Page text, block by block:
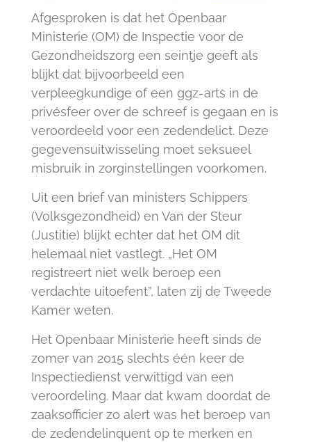
Afgesproken is dat het Openbaar
Ministerie (OM) de Inspectie voor de
Gezondheidszorg een seintje geeft als
blijkt dat bijvoorbeeld een
verpleegkundige of een ggz-arts in de
privésfeer over de schreef is gegaan en is
veroordeeld voor een zedendelict. Deze
gegevensuitwisseling moet seksueel
misbruik in zorginstellingen voorkomen.
Uit een brief van ministers Schippers
(Volksgezondheid) en Van der Steur
(Justitie) blijkt echter dat het OM dit
helemaal niet vastlegt. „Het OM
registreert niet welk beroep een
verdachte uitoefent”, laten zij de Tweede
Kamer weten.
Het Openbaar Ministerie heeft sinds de
zomer van 2015 slechts één keer de
Inspectiedienst verwittigd van een
veroordeling. Maar dat kwam doordat de
zaaksofficier zo alert was het beroep van
de zedendelinquent op te merken en